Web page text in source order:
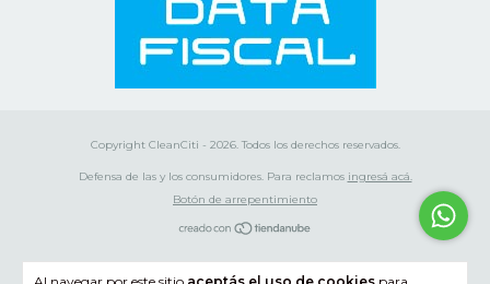
Copyright CleanCiti - 2026. Todos los derechos reservados.
Defensa de las y los consumidores. Para reclamos ingresá acá.
Botón de arrepentimiento